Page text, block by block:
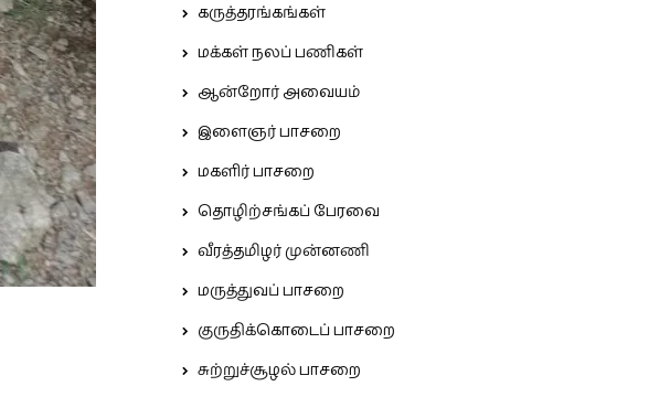
கருத்தரங்கங்கள்
மக்கள் நலப் பணிகள்
ஆன்றோர் அவையம்
இளைஞர் பாசறை
மகளிர் பாசறை
தொழிற்சங்கப் பேரவை
வீரத்தமிழர் முன்னணி
மருத்துவப் பாசறை
குருதிக்கொடைப் பாசறை
சுற்றுச்சூழல் பாசறை